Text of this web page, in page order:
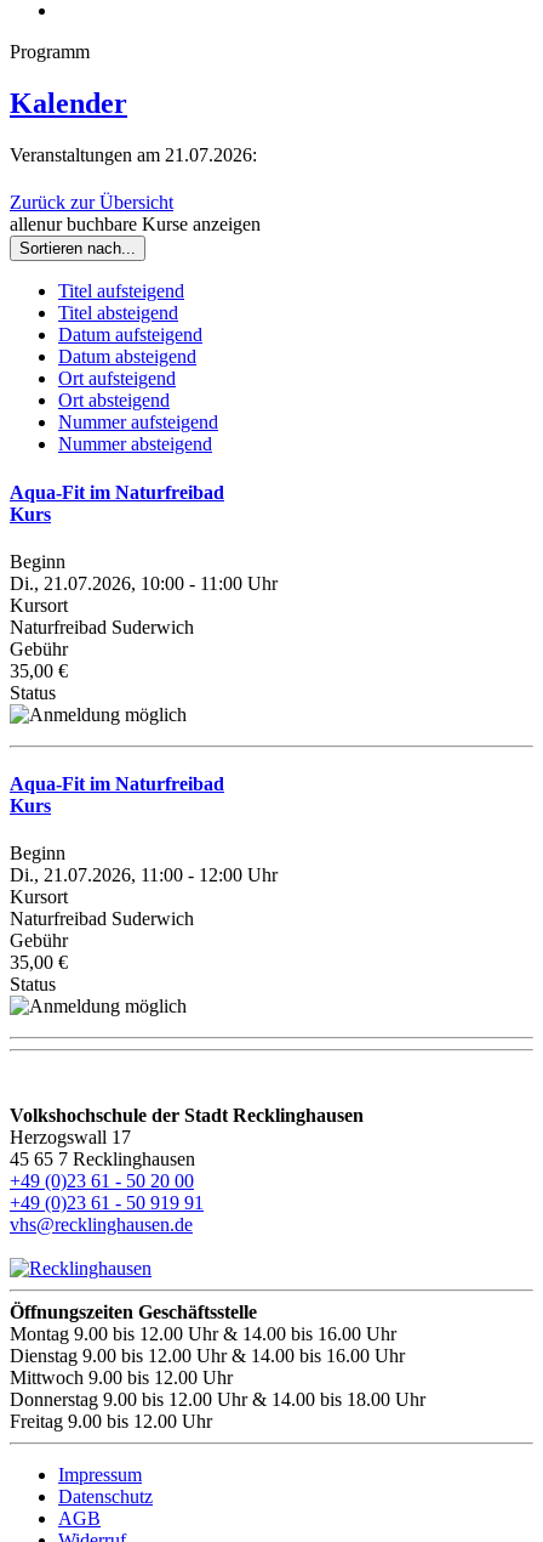
Programm
Kalender
Veranstaltungen am 21.07.2026:
Zurück zur Übersicht
allenur buchbare Kurse anzeigen
Sortieren nach...
Titel aufsteigend
Titel absteigend
Datum aufsteigend
Datum absteigend
Ort aufsteigend
Ort absteigend
Nummer aufsteigend
Nummer absteigend
Aqua-Fit im Naturfreibad
Kurs
Beginn
Di., 21.07.2026, 10:00 - 11:00 Uhr
Kursort
Naturfreibad Suderwich
Gebühr
35,00 €
Status
Aqua-Fit im Naturfreibad
Kurs
Beginn
Di., 21.07.2026, 11:00 - 12:00 Uhr
Kursort
Naturfreibad Suderwich
Gebühr
35,00 €
Status
Volkshochschule der Stadt Recklinghausen
Herzogswall 17
45 65 7 Recklinghausen
+49 (0)23 61 - 50 20 00
+49 (0)23 61 - 50 919 91
vhs@recklinghausen.de
Öffnungszeiten Geschäftsstelle
Montag 9.00 bis 12.00 Uhr & 14.00 bis 16.00 Uhr
Dienstag 9.00 bis 12.00 Uhr & 14.00 bis 16.00 Uhr
Mittwoch 9.00 bis 12.00 Uhr
Donnerstag 9.00 bis 12.00 Uhr & 14.00 bis 18.00 Uhr
Freitag 9.00 bis 12.00 Uhr
Impressum
Datenschutz
AGB